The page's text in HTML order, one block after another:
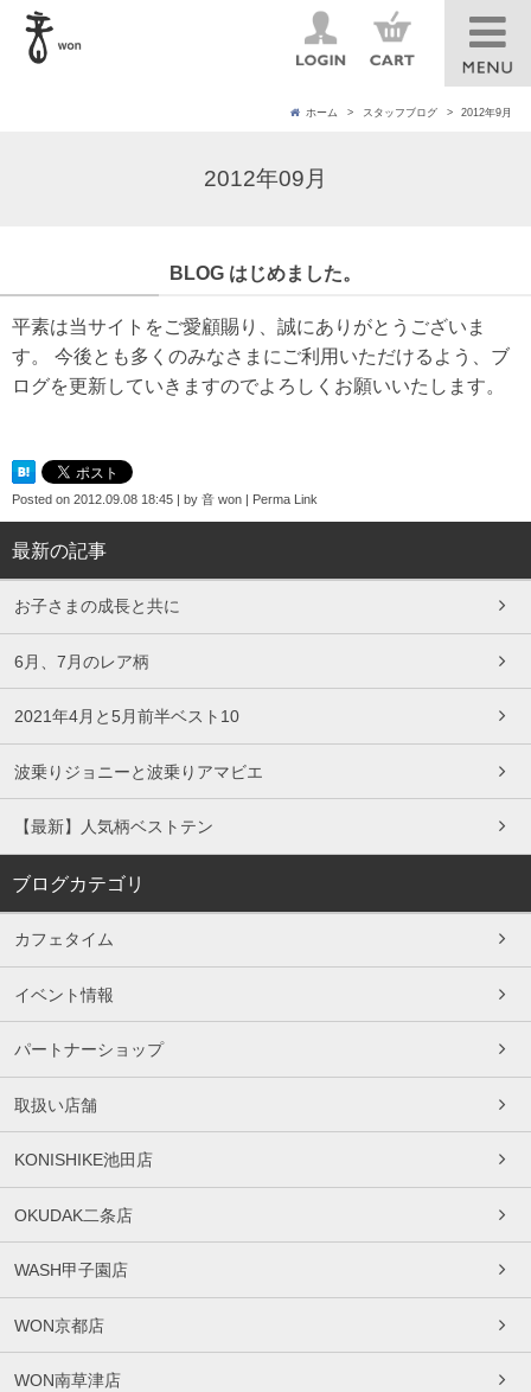
ホーム スタッフブログ 2012年9月
2012年09月
BLOG はじめました。
平素は当サイトをご愛顧賜り、誠にありがとうございま
す。 今後とも多くのみなさまにご利用いただけるよう、ブ
ログを更新していきますのでよろしくお願いいたします。
Posted on 2012.09.08 18:45 | by 音 won | Perma Link
最新の記事
お子さまの成長と共に
6月、7月のレア柄
2021年4月と5月前半ベスト10
波乗りジョニーと波乗りアマビエ
【最新】人気柄ベストテン
ブログカテゴリ
カフェタイム
イベント情報
パートナーショップ
取扱い店舗
KONISHIKE池田店
OKUDAK二条店
WASH甲子園店
WON京都店
WON南草津店